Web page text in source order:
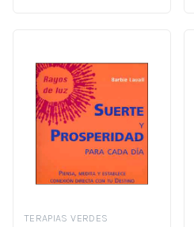
TERAPIAS VERDES